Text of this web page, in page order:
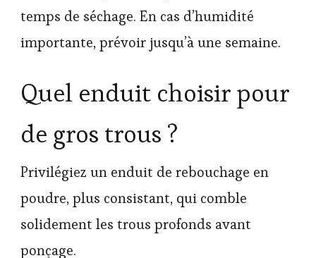
temps de séchage. En cas d’humidité
importante, prévoir jusqu’à une semaine.
Quel enduit choisir pour
de gros trous ?
Privilégiez un enduit de rebouchage en
poudre, plus consistant, qui comble
solidement les trous profonds avant
ponçage.